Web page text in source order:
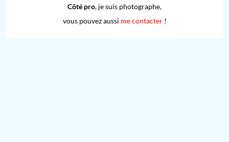
Côté pro, je suis photographe,
vous pouvez aussi me contacter!